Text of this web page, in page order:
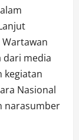
dari media
kegiatan
Nasional
narasumber